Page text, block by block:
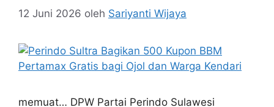
12 Juni 2026 oleh Sariyanti Wijaya
memuat… DPW Partai Perindo Sulawesi